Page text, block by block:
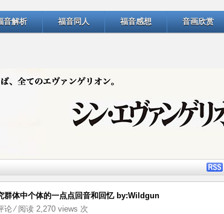
音解析 福音同人 福音感想 音画欣赏
群体中个体的一点点回音和回忆 by:Wildgun
论⁄ 阅读 2,270 views 次